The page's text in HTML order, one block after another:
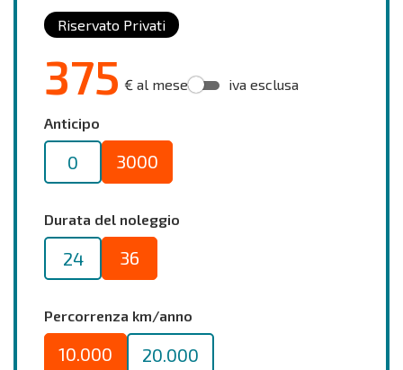
Riservato Privati
375 € al mese iva esclusa
Anticipo
0 3000
Durata del noleggio
24 36
Percorrenza km/anno
10.000 20.000